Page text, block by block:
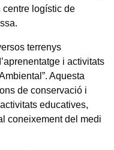
centre logístic de
terrenys
i activitats
Aquesta
de conservació i
educatives,
coneixement del medi